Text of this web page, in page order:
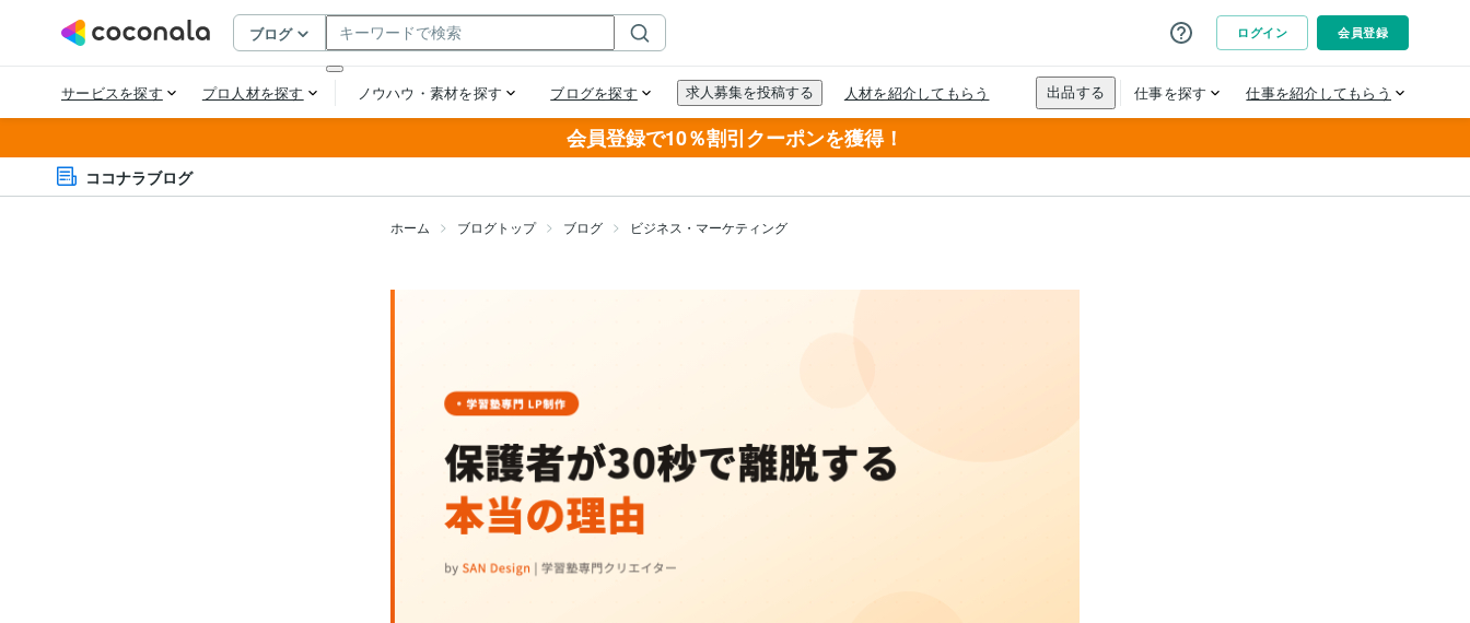
会員登録で10％割引クーポンを獲得！
ココナラブログ
ホーム ブログトップ ブログ ビジネス・マーケティング